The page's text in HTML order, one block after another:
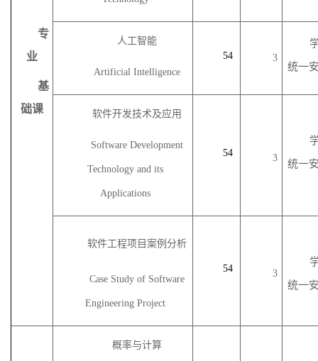
专
业
基
础课
人工智能
Artificial Intelligence
54 3
统一
软件开发技术及应用
Software Development
Technology and its
Applications
54 3
统一
软件工程项目案例分析
Case Study of Software
Engineering Project
54 3
统一
概率与计算